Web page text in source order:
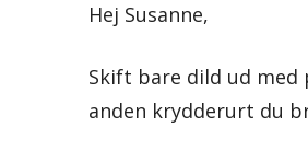
Hej Susanne,
Skift bare dild ud med
anden krydderurt du